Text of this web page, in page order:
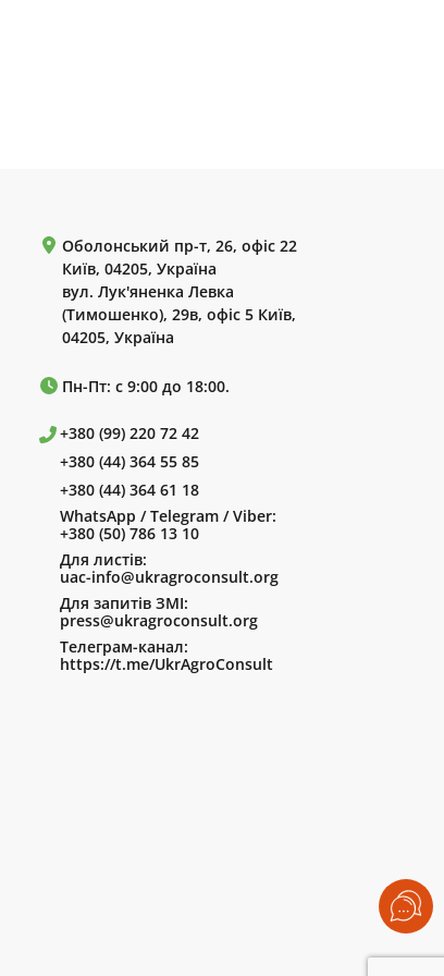
Оболонський пр-т, 26, офіс 22
Київ, 04205, Україна
вул. Лук'яненка Левка
(Тимошенко), 29в, офіс 5 Київ,
04205, Україна
Пн-Пт: с 9:00 до 18:00.
+380 (99) 220 72 42
+380 (44) 364 55 85
+380 (44) 364 61 18
WhatsApp / Telegram / Viber:
+380 (50) 786 13 10
Для листів:
uac-info@ukragroconsult.org
Для запитів ЗМІ:
press@ukragroconsult.org
Телеграм-канал:
https://t.me/UkrAgroConsult